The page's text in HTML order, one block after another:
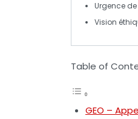
Urgence
Vision
Table of
GEO –